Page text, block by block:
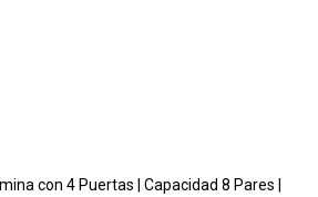
con 4 Puertas | Capacidad 8 Pares |